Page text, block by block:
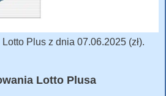
Plus z dnia 07.06.2025 (zł).
Lotto Plusa